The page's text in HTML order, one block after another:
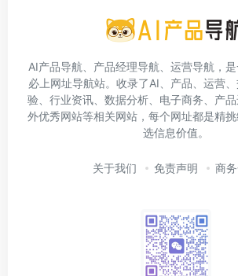
AI产品导航、产品经理导航、运营导航，
必上网址导航站。收录了AI、产品、运营
验、行业资讯、数据分析、电子商务、产
外优秀网站等相关网站，每个网址都是精
选信息价值。
关于我们 免责声明 商